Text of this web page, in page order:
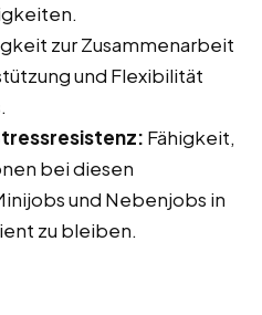
zur Zusammenarbeit
und Flexibilität
Fähigkeit,
bei diesen
und Nebenjobs in
zu bleiben.